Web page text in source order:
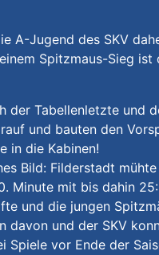
A-Jugend des SKV
Spitzmaus-Sieg
der Tabellenletzte und
und bauten den
in die Kabinen!
Bild: Filderstadt
Minute mit bis dahin
und die jungen
davon und der SKV
vor Ende der